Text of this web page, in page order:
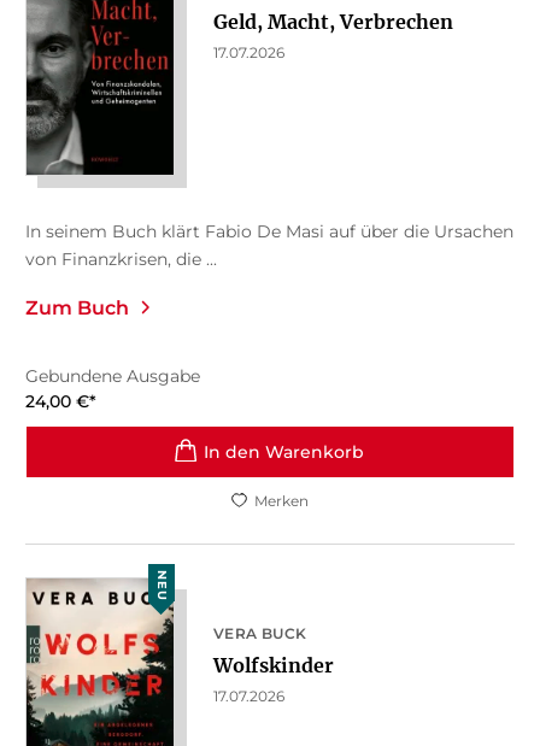
Geld, Macht, Verbrechen
17.07.2026
In seinem Buch klärt Fabio De Masi auf über die Ursachen
von Finanzkrisen, die ...
Zum Buch
Gebundene Ausgabe
24,00 €*
In den Warenkorb
Merken
NEU
VERA BUCK
Wolfskinder
17.07.2026